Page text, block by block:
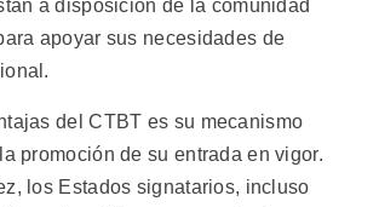
a disposición de la comunidad
apoyar sus necesidades de
del CTBT es su mecanismo
promoción de su entrada en vigor.
los Estados signatarios, incluso